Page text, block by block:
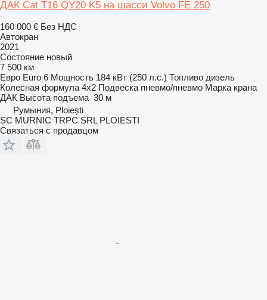
ДАК Cat T16 QY20 K5 на шасси Volvo FE 250
160 000 € Без НДС
Автокран
2021
Состояние новый
7 500 км
Евро Euro 6 Мощность 184 кВт (250 л.с.) Топливо дизель
Колесная формула 4x2 Подвеска пневмо/пневмо Марка крана
ДАК Высота подъема 30 м
Румыния, Ploiești
SC MURNIC TRPC SRL PLOIESTI
Связаться с продавцом